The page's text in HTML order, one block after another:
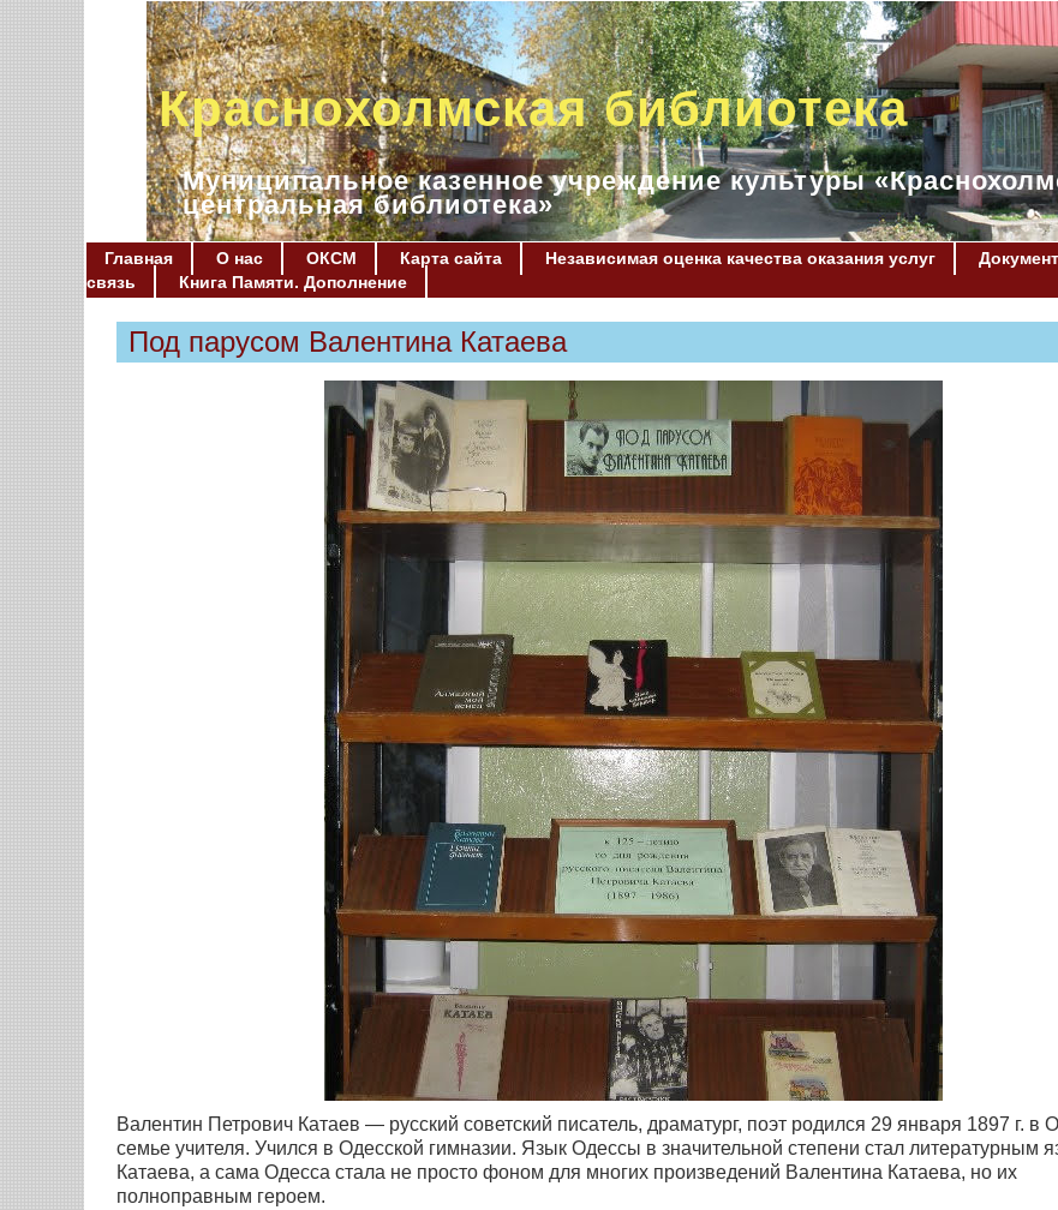
Краснохолмская библиотека
Муниципальное казенное учреждение культуры
центральная библиотека»
Главная О нас ОКСМ Карта сайта Независимая оценка качества оказания услуг
связь
Книга Памяти. Дополнение
Под парусом Валентина Катаева
Валентин Петрович Катаев — русский советский писатель, драматург, поэт родился 29 января 1897 г. в
семье учителя. Учился в Одесской гимназии. Язык Одессы в значительной степени стал литературным
Катаева, а сама Одесса стала не просто фоном для многих произведений Валентина Катаева, но их
полноправным героем.